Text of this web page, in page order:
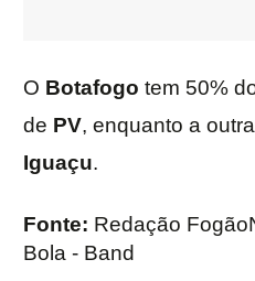
O Botafogo tem 50%
de PV, enquanto a
Iguaçu.
Fonte: Redação
Bola - Band